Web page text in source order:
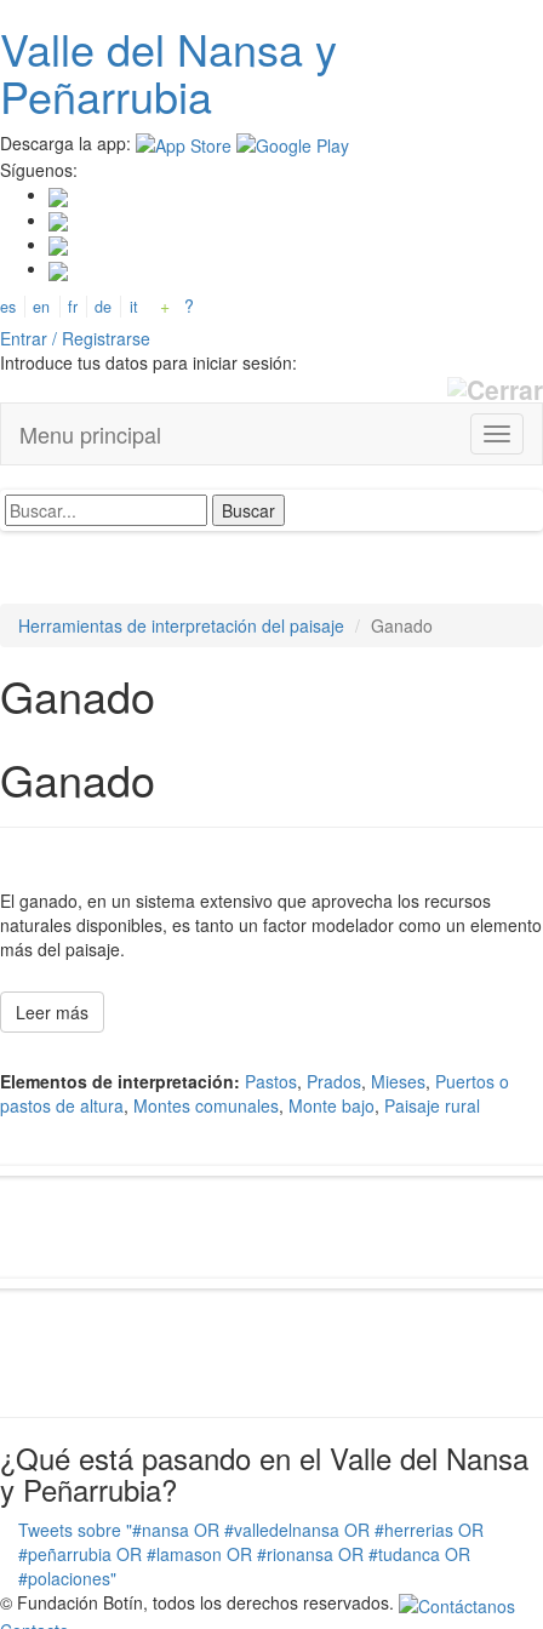
Pasar
al
contenido
principal
Valle del Nansay
Peñarrubia
Descarga la app:
Síguenos:
es en fr de it +
?
Entrar / Registrarse
Introduce tus datos para iniciar sesión:
Menu principal
Herramientas de interpretación del paisaje Ganado
Ganado
Ganado
El ganado, en un sistema extensivo que aprovecha los recursos
naturales disponibles, es tanto un factor modelador como un elemento
más del paisaje.
Leer más
Elementos de interpretación: Pastos, Prados, Mieses, Puertos o
pastos de altura, Montes comunales, Monte bajo, Paisaje rural
¿Qué está pasando en el Valle del Nansa
y Peñarrubia?
Tweets sobre "#nansa OR #valledelnansa OR #herrerias OR
#peñarrubia OR #lamason OR #rionansa OR #tudanca OR
#polaciones"
© Fundación Botín, todos los derechos reservados.